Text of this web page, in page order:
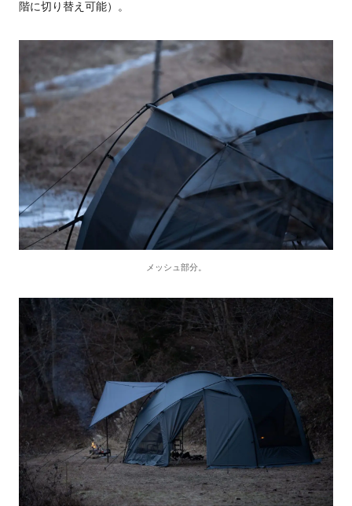
階に切り替え可能）。
メッシュ部分。